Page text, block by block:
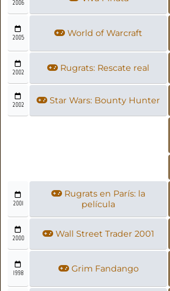
2006
2005 World of Warcraft
2002 Rugrats: Rescate real
2002 Star Wars: Bounty Hunter
2001
Rugrats en París: la
película
2000 Wall Street Trader 2001
1998 Grim Fandango